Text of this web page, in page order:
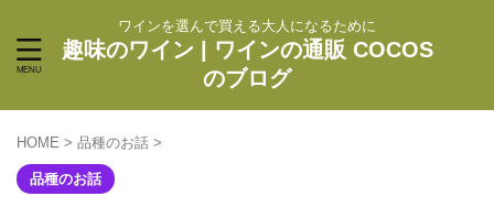
ワインを選んで買える大人になるために
趣味のワイン | ワインの通販 COCOS
のブログ
HOME > 品種のお話 >
品種のお話